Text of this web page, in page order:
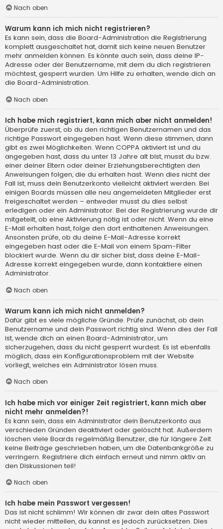
Nach oben
Warum kann ich mich nicht registrieren?
Es kann sein, dass die Board-Administration die Registrierung
komplett ausgeschaltet hat, damit sich keine neuen Benutzer
mehr anmelden können. Es könnte auch sein, dass deine IP-
Adresse oder der Benutzername, mit dem du dich registrieren
möchtest, gesperrt wurden. Um Hilfe zu erhalten, wende dich an
die Board-Administration.
Nach oben
Ich habe mich registriert, kann mich aber nicht anmelden!
Überprüfe zuerst, ob du den richtigen Benutzernamen und das
richtige Passwort eingegeben hast. Wenn diese stimmen, dann
gibt es zwei Möglichkeiten. Wenn COPPA aktiviert ist und du
angegeben hast, dass du unter 13 Jahre alt bist, musst du bzw.
einer deiner Eltern oder deiner Erziehungsberechtigten den
Anweisungen folgen, die du erhalten hast. Wenn dies nicht der
Fall ist, muss dein Benutzerkonto vielleicht aktiviert werden. Bei
einigen Boards müssen alle neu angemeldeten Mitglieder erst
freigeschaltet werden – entweder musst du dies selbst
erledigen oder ein Administrator. Bei der Registrierung wurde dir
mitgeteilt, ob eine Aktivierung nötig ist oder nicht. Wenn du eine
E-Mail erhalten hast, folge den dort enthaltenen Anweisungen.
Ansonsten prüfe, ob du deine E-Mail-Adresse korrekt
eingegeben hast oder die E-Mail von einem Spam-Filter
blockiert wurde. Wenn du dir sicher bist, dass deine E-Mail-
Adresse korrekt eingegeben wurde, dann kontaktiere einen
Administrator.
Nach oben
Warum kann ich mich nicht anmelden?
Dafür gibt es viele mögliche Gründe. Prüfe zunächst, ob dein
Benutzername und dein Passwort richtig sind. Wenn dies der Fall
ist, wende dich an einen Board-Administrator, um
sicherzugehen, dass du nicht gesperrt wurdest. Es ist ebenfalls
möglich, dass ein Konfigurationsproblem mit der Website
vorliegt, welches ein Administrator lösen muss.
Nach oben
Ich habe mich vor einiger Zeit registriert, kann mich aber
nicht mehr anmelden?!
Es kann sein, dass ein Administrator dein Benutzerkonto aus
verschieden Gründen deaktiviert oder gelöscht hat. Außerdem
löschen viele Boards regelmäßig Benutzer, die für längere Zeit
keine Beiträge geschrieben haben, um die Datenbankgröße zu
verringern. Registriere dich einfach erneut und nimm aktiv an
den Diskussionen teil!
Nach oben
Ich habe mein Passwort vergessen!
Das ist nicht schlimm! Wir können dir zwar dein altes Passwort
nicht wieder mitteilen, du kannst es jedoch zurücksetzen. Dies